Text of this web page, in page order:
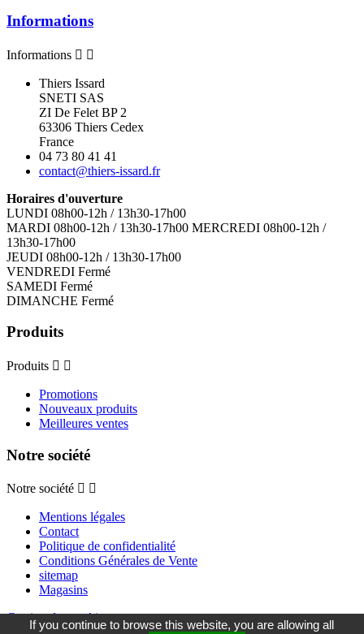
Informations
Informations  
Thiers Issard
SNETI SAS
ZI De Felet BP 2
63306 Thiers Cedex
France
04 73 80 41 41
contact@thiers-issard.fr
Horaires d'ouverture
LUNDI 08h00-12h / 13h30-17h00
MARDI 08h00-12h / 13h30-17h00 MERCREDI 08h00-12h /
13h30-17h00
JEUDI 08h00-12h / 13h30-17h00
VENDREDI Fermé
SAMEDI Fermé
DIMANCHE Fermé
Produits
Produits  
Promotions
Nouveaux produits
Meilleures ventes
Notre société
Notre société  
Mentions légales
Contact
Politique de confidentialité
Conditions Générales de Vente
sitemap
Magasins
Gestion des cookies
If you continue to browse this website, you are allowing all